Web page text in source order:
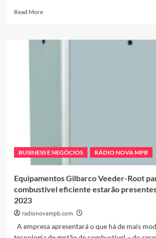
Read MoreRead
SÉTIMO
BUSINESS E NEGÓCIOS RÁDIO NOVA MPB
Equipamentos Gilbarco Veeder-Root
combustível eficiente estarão
2023
radionovampb.com
A empresa apresentará o que há de mais